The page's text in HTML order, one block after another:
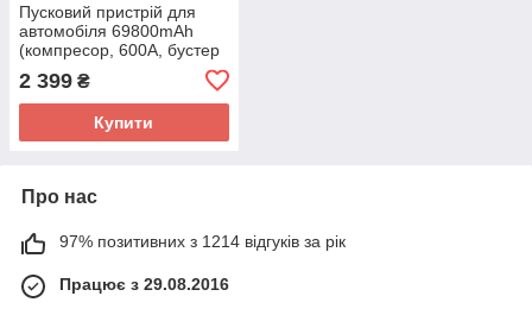
Пусковий пристрій для
автомобіля 69800mAh
(компресор, 600A, бустер
2 399 ₴
Купити
Про нас
97% позитивних з 1214 відгуків за рік
Працює з 29.08.2016